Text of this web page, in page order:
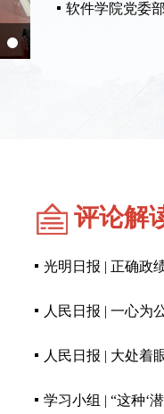
软件学院党委
评论解
光明日报 | 正确政
人民日报 | 一心为
人民日报 | 大处着
学习小组 | “这种‘